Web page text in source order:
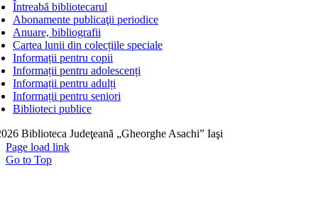
Întreabă bibliotecarul
Abonamente publicaţii periodice
Anuare, bibliografii
Cartea lunii din colecțiile speciale
Informații pentru copii
Informații pentru adolescenți
Informații pentru adulți
Informații pentru seniori
Biblioteci publice
Biblioteca Judeţeană „Gheorghe Asachi” Iaşi
Page load link
Go to Top